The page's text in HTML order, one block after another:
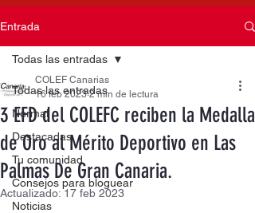
Entrada
Todas las entradas
Normal
Destacadas
Tu comunidad
Consejos para bloguear
Noticias
Todas las entradas
3 EFD del COLEFC reciben la Medalla
de Oro al Mérito Deportivo en Las
Palmas De Gran Canaria.
COLEF Canarias
16 feb 2023 2 min de lectura
Actualizado:17 feb 2023